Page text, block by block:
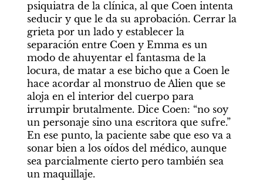
psiquiatra de la clínica, al que Coen intenta
seducir y que le da su aprobación. Cerrar la
grieta por un lado y establecer la
separación entre Coen y Emma es un
modo de ahuyentar el fantasma de la
locura, de matar a ese bicho que a Coen le
hace acordar al monstruo de Alien que se
aloja en el interior del cuerpo para
irrumpir brutalmente. Dice Coen: “no soy
un personaje sino una escritora que sufre.”
En ese punto, la paciente sabe que eso va a
sonar bien a los oídos del médico, aunque
sea parcialmente cierto pero también sea
un maquillaje.